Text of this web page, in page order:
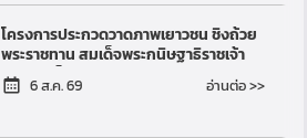
โครงการประกวดวาดภาพเยาวชน ชิงถ้วย
พระราชทาน สมเด็จพระกนิษฐาธิราชเจ้า
กรมสมเด็จพระเทพรัตนราชสุดาฯ สยาม
บรมราชกุมารี ฮอร์ส อ...
6 ส.ค. 69 อ่านต่อ >>